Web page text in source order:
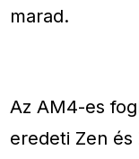
marad.
Az AM4-es
eredeti Zen